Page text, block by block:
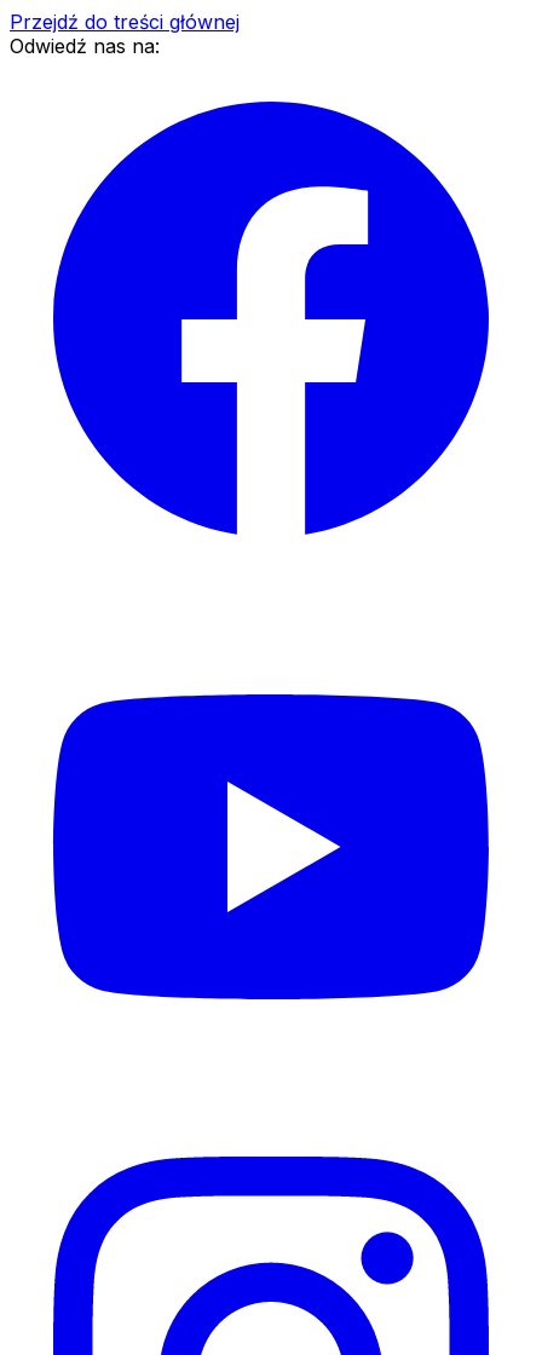
Przejdź do treści głównej
Odwiedź nas na: